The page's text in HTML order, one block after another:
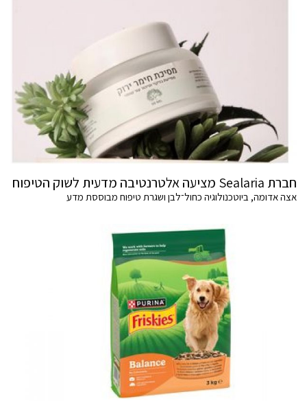
חברת Sealaria מציעה אלטרנטיבה מדעית לשוק הטיפוח
אצה אדומה, ביוטכנולוגיה כחול־לבן ושגרת טיפוח מבוססת מדע